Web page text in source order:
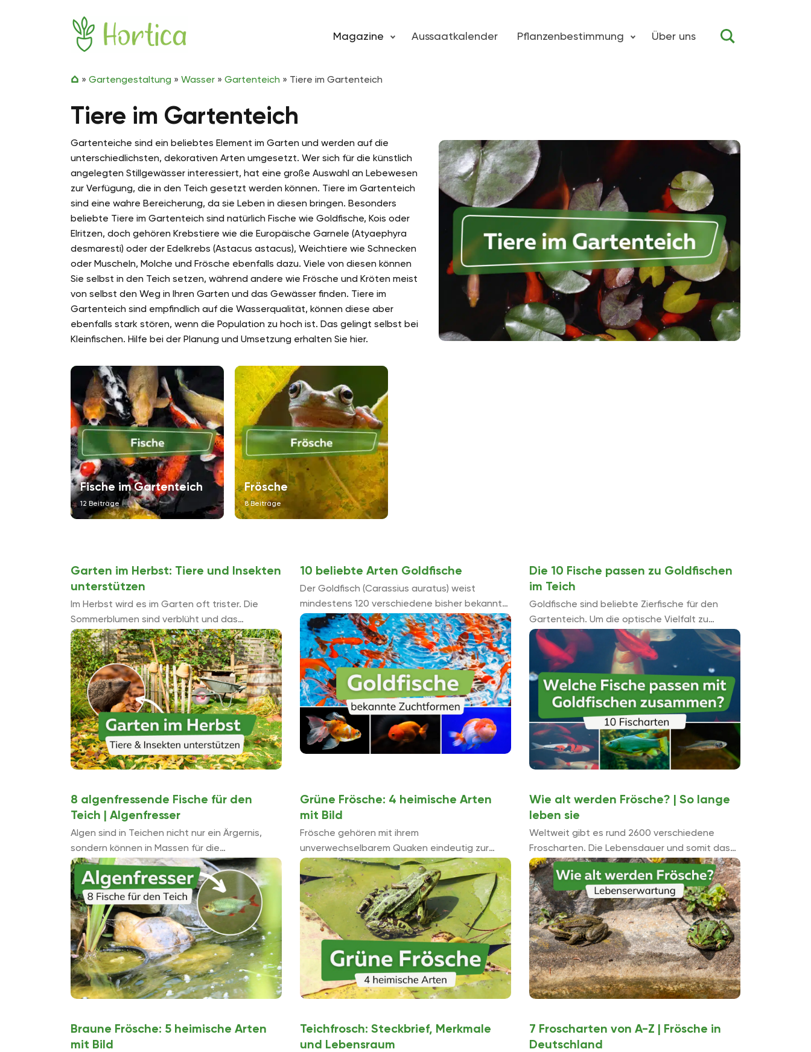
Magazine Aussaatkalender Pflanzenbestimmung Über uns
» Gartengestaltung » Wasser » Gartenteich » Tiere im Gartenteich
Tiere im Gartenteich
Gartenteiche sind ein beliebtes Element im Garten und werden auf die
unterschiedlichsten, dekorativen Arten umgesetzt. Wer sich für die künstlich
angelegten Stillgewässer interessiert, hat eine große Auswahl an Lebewesen
zur Verfügung, die in den Teich gesetzt werden können. Tiere im Gartenteich
sind eine wahre Bereicherung, da sie Leben in diesen bringen. Besonders
beliebte Tiere im Gartenteich sind natürlich Fische wie Goldfische, Kois oder
Elritzen, doch gehören Krebstiere wie die Europäische Garnele (Atyaephyra
desmaresti) oder der Edelkrebs (Astacus astacus), Weichtiere wie Schnecken
oder Muscheln, Molche und Frösche ebenfalls dazu. Viele von diesen können
Sie selbst in den Teich setzen, während andere wie Frösche und Kröten meist
von selbst den Weg in Ihren Garten und das Gewässer finden. Tiere im
Gartenteich sind empfindlich auf die Wasserqualität, können diese aber
ebenfalls stark stören, wenn die Population zu hoch ist. Das gelingt selbst bei
Kleinfischen. Hilfe bei der Planung und Umsetzung erhalten Sie hier.
Fische im Gartenteich
12 Beiträge
Frösche
8 Beiträge
Garten im Herbst: Tiere und Insekten
unterstützen
Im Herbst wird es im Garten oft trister. Die
Sommerblumen sind verblüht und das
Aufräumen beginnt, der Garten wird winterfest
gemacht. Mit dem richtigen Vorgehen, werden
Tiere und ...
10 beliebte Arten Goldfische
Der Goldfisch (Carassius auratus) weist
mindestens 120 verschiedene bisher bekannte
Zuchtformen auf. Im Folgenden werden die
beliebtesten unter ihnen beschrieben.
Die 10 Fische passen zu Goldfischen
im Teich
Goldfische sind beliebte Zierfische für den
Gartenteich. Um die optische Vielfalt zu
ergänzen, können weitere Fische, die ähnliche
Ansprüche haben und kein räuberisches
Verhalten zeigen, ...
8 algenfressende Fische für den
Teich | Algenfresser
Algen sind in Teichen nicht nur ein Ärgernis,
sondern können in Massen für die
Teichbewohner auch gefährlich werden.
Sogenannte „Algenfresser“ können diesen
Problemen entgegenwirken. Wir stellen 8 ...
Grüne Frösche: 4 heimische Arten
mit Bild
Frösche gehören mit ihrem
unverwechselbarem Quaken eindeutig zur
Fauna Deutschlands. Aber wie viele grüne
Frösche gibt es zwischen Nord- und Bodensee
eigentlich? Wir stellen alle heimischen ...
Wie alt werden Frösche? | So lange
leben sie
Weltweit gibt es rund 2600 verschiedene
Froscharten. Die Lebensdauer und somit das
Alter der Frösche variiert von Art zu Art. Die
durchschnittliche Lebenserwartung liegt bei 10
Jahren. Es gibt Arten, die ä...
Braune Frösche: 5 heimische Arten
mit Bild
Teichfrosch: Steckbrief, Merkmale
und Lebensraum
7 Froscharten von A-Z | Frösche in
Deutschland